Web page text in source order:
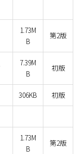
1.73M
B
第2版
7.39M
B
初版
306KB 初版
1.73M
B
第2版